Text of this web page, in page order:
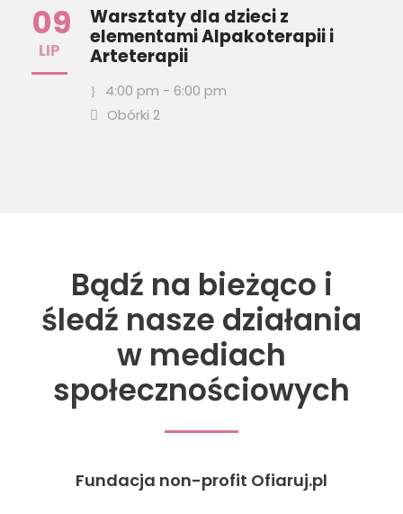
09
LIP
Warsztaty dla dzieci z
elementami Alpakoterapii i
Arteterapii
4:00 pm - 6:00 pm
Obórki 2
Bądź na bieżąco i
śledź nasze działania
w mediach
społecznościowych
Fundacja non-profit Ofiaruj.pl